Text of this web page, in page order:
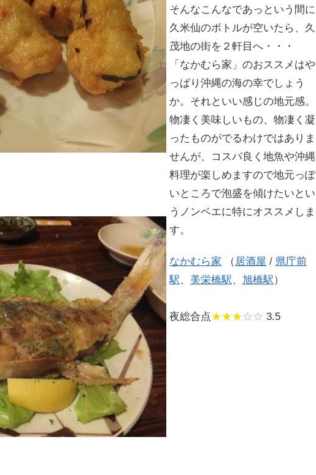
そんなこんなであっという間に
久米仙のボトルが空いたら、久
茂地の街を２軒目へ・・・
「なかむら家」のおススメはや
っぱり沖縄の海の幸でしょう
か。それといい感じの地元感。
物凄く美味しいもの、物凄く凝
ったものがでるわけではありま
せんが、コスパ良く地魚や沖縄
料理が楽しめますので地元っぽ
いところで泡盛を傾けたいとい
うノンベエに特にオススメしま
す。
なかむら家 （ 居酒屋 / 県庁前
駅、 美栄橋駅、 旭橋駅）
夜総合点★★★☆☆ 3.5